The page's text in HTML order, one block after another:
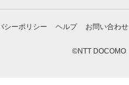
シーポリシー ヘルプ お問い合わせ
©NTT DOCOMO